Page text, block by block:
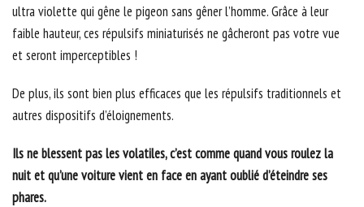
ultra violette qui gêne le pigeon sans gêner l’homme. Grâce à leur
faible hauteur, ces répulsifs miniaturisés ne gâcheront pas votre vue
et seront imperceptibles !
De plus, ils sont bien plus efficaces que les répulsifs traditionnels et
autres dispositifs d’éloignements.
Ils ne blessent pas les volatiles, c’est comme quand vous roulez la
nuit et qu’une voiture vient en face en ayant oublié d’éteindre ses
phares.